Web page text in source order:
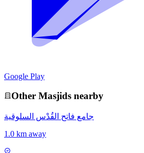
Google Play
Other Masjids nearby
جامع فاتح القُدْس السلوقية
1.0 km away